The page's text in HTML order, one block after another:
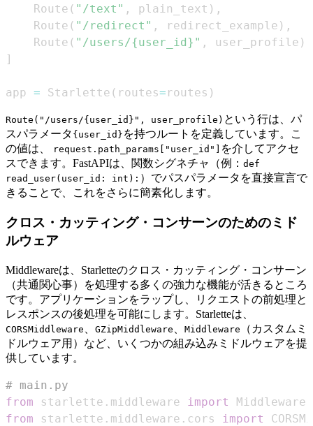
    Route
( "/text" , plain_text ) ,
    Route
( "/redirect" , redirect_example ) ,
    Route
( "/users/{user_id}" , user_profile )
]
app = Starlette ( routes= routes )
Route("/users/{user_id}", user_profile) という行は、パ
スパラメータ {user_id} を持つルートを定義しています。こ
の値は、
request.path_params["user_id"]
を介してアクセ
スできます。FastAPIは、関数シグネチャ（例： def
read_user(user_id: int): ）でパスパラメータを直接宣言で
きることで、これをさらに簡素化します。
クロス・カッティング・コンサーンのためのミド
ルウェア
Middlewareは、Starletteのクロス・カッティング・コンサーン
（共通関心事）を処理する多くの強力な機能が活きるところ
です。アプリケーションをラップし、リクエストの前処理と
レスポンスの後処理を可能にします。Starletteは、
CORSMiddleware GZipMiddleware Middleware
（カスタムミ
ドルウェア用）など、いくつかの組み込みミドルウェアを提
供しています。
# main.py
from starlette . middleware import
from starlette . middleware . cors
import